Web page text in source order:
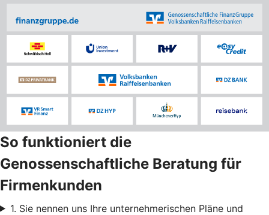
So funktioniert die
Genossenschaftliche Beratung für
Firmenkunden
1. Sie nennen uns Ihre unternehmerischen Pläne und